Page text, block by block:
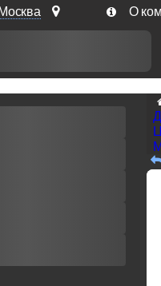
Москва О
цен на сайте 7% при